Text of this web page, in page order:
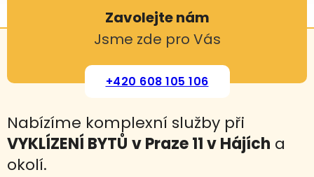
Zavolejte nám
Jsme zde pro Vás
+420 608 105 106
Nabízíme komplexní služby při
VYKLÍZENÍ BYTŮ v Praze 11 v Hájích a
okolí.